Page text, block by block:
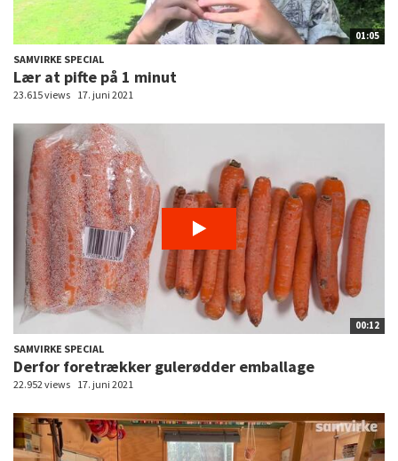
01:05
SAMVIRKE SPECIAL
Lær at pifte på 1 minut
23.615 views 17. juni 2021
00:12
SAMVIRKE SPECIAL
Derfor foretrækker gulerødder emballage
22.952 views 17. juni 2021